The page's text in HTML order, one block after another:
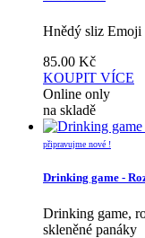
Hnědý sliz
85.00 Kč
KOUPIT VÍCE
Online only
na skladě
připravujme nové !
Drinking game -
Drinking game,
skleněné panáky